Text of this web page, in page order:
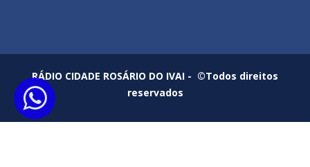
RÁDIO CIDADE ROSÁRIO DO IVAI - ©Todos direitos
reservados